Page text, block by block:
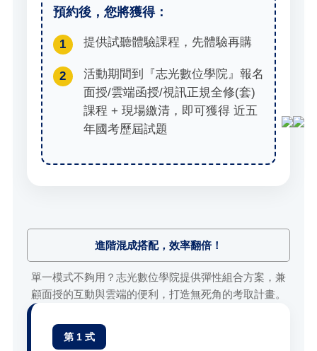
預約後，您將獲得：
1 提供試聽體驗課程，先體驗再購
2
活動期間到『志光數位學院』報名
面授/雲端函授/視訊正規全修(套)
課程 + 現場繳清，即可獲得 近五
年國考歷屆試題
進階混成搭配，效率翻倍！
單一模式不夠用？志光數位學院提供彈性組合方案，兼
顧面授的互動與雲端的便利，打造無死角的考取計畫。
第 1 式